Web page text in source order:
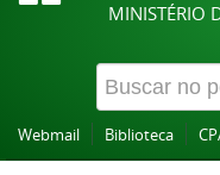
MINISTÉRIO
Webmail Biblioteca